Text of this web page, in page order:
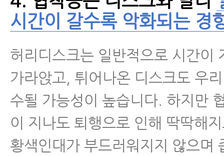
- 척추협착증, 퇴행성디스크, 척추
리통증에 재활치료를 꼭 받아야
- 척추협착증운동, 눌린 신경을 풀
하는 5가지 운동
- 척추협착증인데 한쪽 다리만 심
요? 협착증 증상이 아닐 수 있습니
- 허리협착증에 좋은 운동, 공 스
시간이 갈수록 악화되는 경
허리디스크는 일반적으로 시간이
가라앉고, 튀어나온 디스크도 우
수될 가능성이 높습니다. 하지만
이 지나도 퇴행으로 인해 딱딱해
황색인대가 부드러워지지 않으며